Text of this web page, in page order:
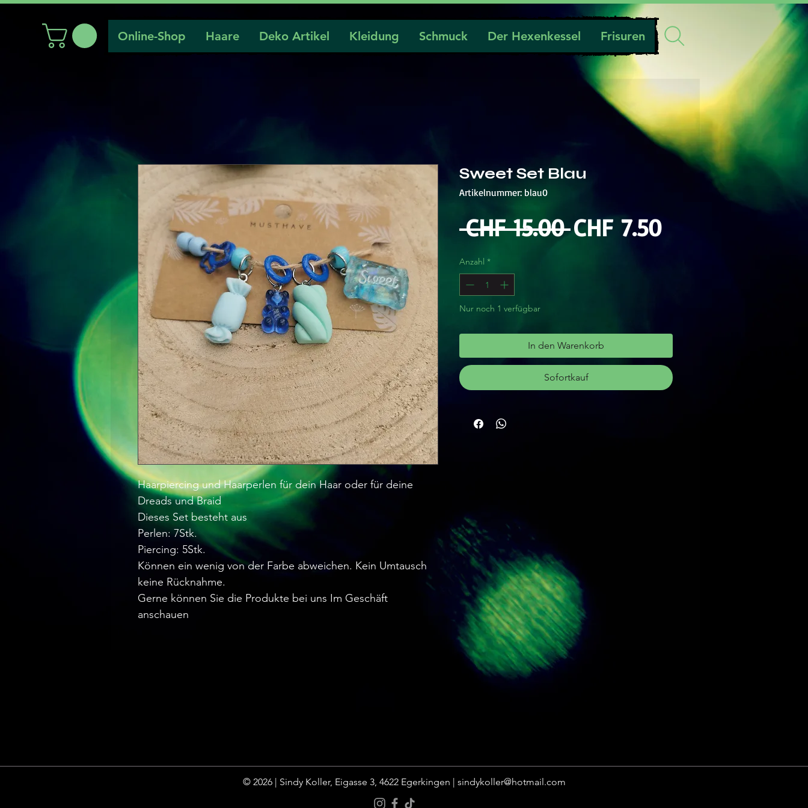
Online-Shop Haare Deko Artikel Kleidung Schmuck Der Hexenkessel Frisuren
Haarpiercing und Haarperlen für dein Haar oder für deine
Dreads und Braid
Dieses Set besteht aus
Perlen: 7Stk.
Piercing: 5Stk.
Können ein wenig von der Farbe abweichen. Kein Umtausch
keine Rücknahme.
Gerne können Sie die Produkte bei uns Im Geschäft
anschauen
Sweet Set Blau
Artikelnummer: blau0
CHF 15.00 Standardpreis
CHF 7.50Sale-
Anzahl *
Nur noch 1 verfügbar
In den Warenkorb
Sofortkauf
© 2026 | Sindy Koller, Eigasse 3, 4622 Egerkingen | sindykoller@hotmail.com